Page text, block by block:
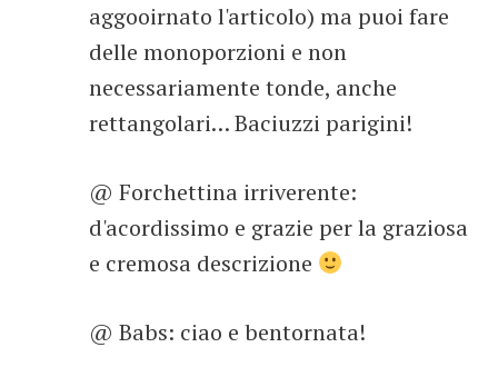
aggooirnato l'articolo) ma puoi fare
delle monoporzioni e non
necessariamente tonde, anche
rettangolari… Baciuzzi parigini!
@ Forchettina irriverente:
d'acordissimo e grazie per la graziosa
e cremosa descrizione
@ Babs: ciao e bentornata!